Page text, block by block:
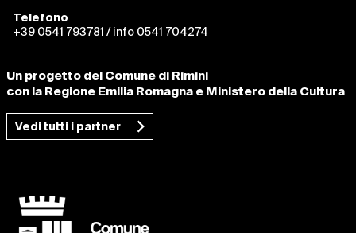
Telefono
+39 0541 793781 / info 0541 704274
Un progetto del Comune di Rimini
con la Regione Emilia Romagna e Ministero della Cultura
Vedi tutti i partner